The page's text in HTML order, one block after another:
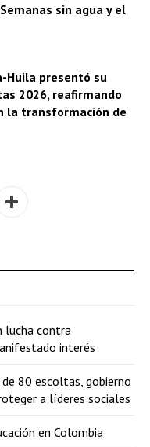
sin agua y el
Huila presentó su
2026, reafirmando
la transformación de
lucha contra
interés
80 escoltas, gobierno
a líderes sociales
en Colombia